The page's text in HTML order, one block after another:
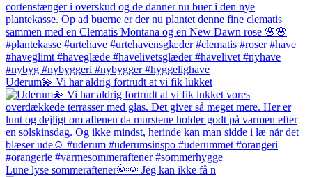
Uderum💫 Vi har aldrig fortrudt at vi fik lukket
Lune lyse sommeraftener🌞🌞 Jeg kan ikke få n